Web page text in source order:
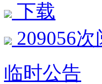
下载
209056次
临时公告